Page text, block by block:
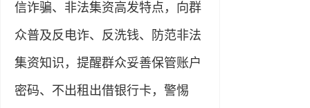
信诈骗、非法集资高发特点，向群
众普及反电诈、反洗钱、防范非法
集资知识，提醒群众妥善保管账户
密码、不出租出借银行卡，警惕